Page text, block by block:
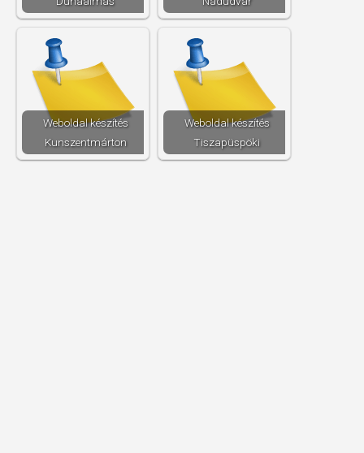
Weboldal készítés​
Kunszentmárton
Weboldal készítés​
Tiszapüspöki